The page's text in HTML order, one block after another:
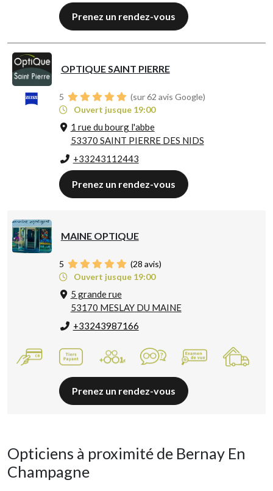
Prenez un rendez-vous
OPTIQUE SAINT PIERRE
5
(sur 62 avis Google)
Ouvert jusque 19:00
1 rue du bourg l'abbe
53370 SAINT PIERRE DES NIDS
+33243112443
Prenez un rendez-vous
MAINE OPTIQUE
5 (28 avis)
Ouvert jusque 19:00
5 grande rue
53170 MESLAY DU MAINE
+33243987166
Prenez un rendez-vous
Opticiens à proximité de Bernay En
Champagne